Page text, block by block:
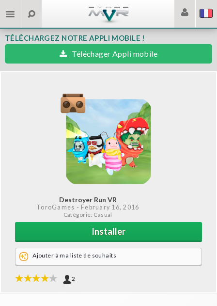
TÉLÉCHARGEZ NOTRE APPLI MOBILE !
Téléchager Appli mobile
Destroyer Run VR
ToroGames - February 16, 2016
Catégorie: Casual
Installer
Ajouter à ma liste de souhaits
2